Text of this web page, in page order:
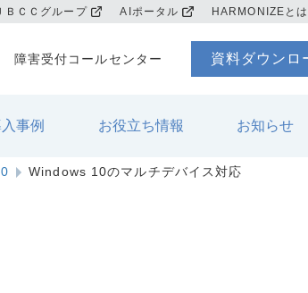
ＢＣＣグループ AIポータル HARMONIZEとは
事例 お役立ち情報 お知らせ
資料ダウンロ
障害受付コールセンター
Windows 10のマルチデバイス対応